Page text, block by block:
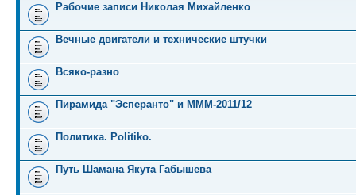
Рабочие записи Николая Михайленко
Вечные двигатели и технические штучки
Всяко-разно
Пирамида "Эсперанто" и MMM-2011/12
Политика. Politiko.
Путь Шамана Якута Габышева